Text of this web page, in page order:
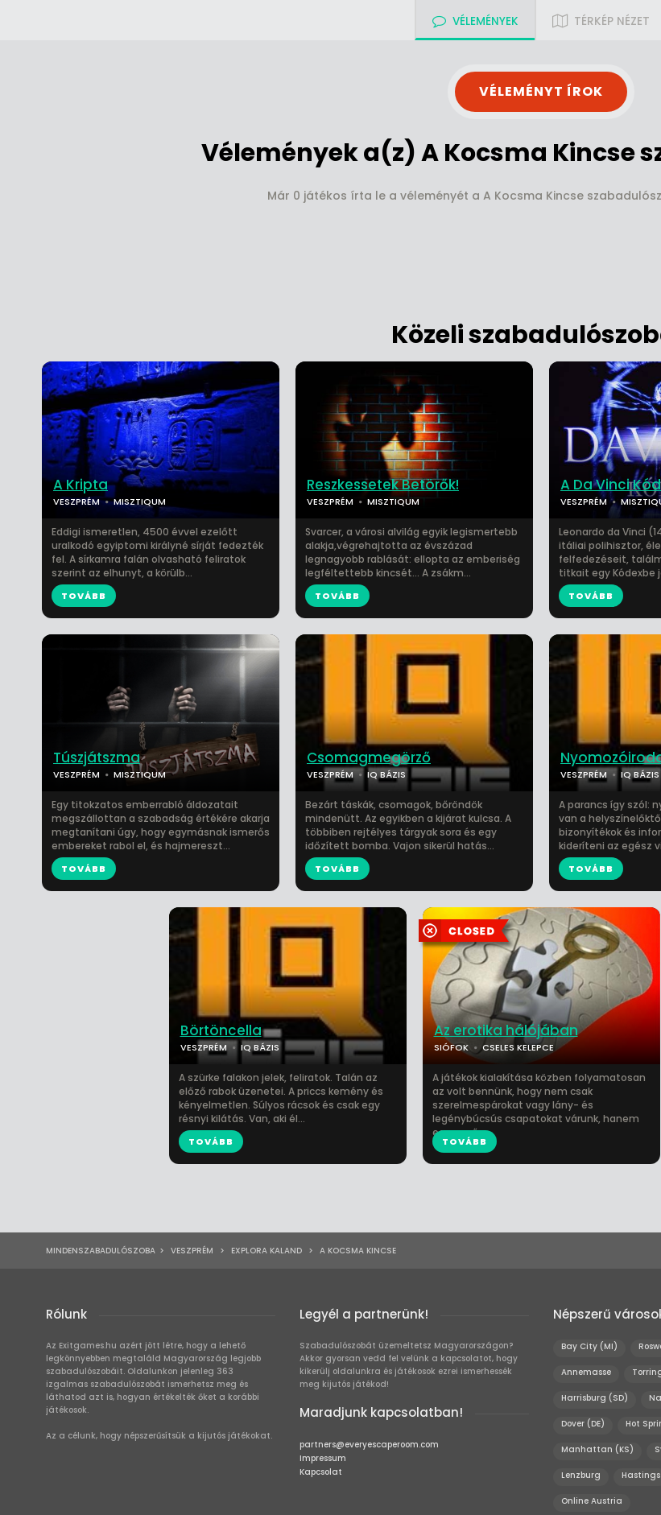
VÉLEMÉNYEK TÉRKÉP NÉZET
VÉLEMÉNYT ÍROK
Vélemények a(z) A Kocsma Kincse
Már 0 játékos írta le a véleményét a A Kocsma Kincse
Közeli
A Kripta
VESZPRÉM MISZTIQUM
Eddigi ismeretlen, 4500 évvel ezelőtt
uralkodó egyiptomi királyné sírját fedezték
fel. A sírkamra falán olvasható feliratok
szerint az elhunyt, a körülb...
TOVÁBB
Reszkessetek Betörők!
VESZPRÉM MISZTIQUM
Svarcer, a városi alvilág egyik legismertebb
alakja,végrehajtotta az évszázad
legnagyobb rablását: ellopta az emberiség
legféltettebb kincsét... A zsákm...
TOVÁBB
A Da Vinci
VESZPRÉM
Leonardo da Vinci
itáliai polihisztor,
felfedezéseit,
titkait egy Kódexbe
TOVÁBB
Túszjátszma
VESZPRÉM MISZTIQUM
Egy titokzatos emberrabló áldozatait
megszállottan a szabadság értékére akarja
megtanítani úgy, hogy egymásnak ismerős
embereket rabol el, és hajmereszt...
TOVÁBB
Csomagmegörző
VESZPRÉM IQ BÁZIS
Bezárt táskák, csomagok, bőröndök
mindenütt. Az egyikben a kijárat kulcsa. A
többiben rejtélyes tárgyak sora és egy
időzített bomba. Vajon sikerül hatás...
TOVÁBB
VESZPRÉM IQ BÁZIS
A parancs így szól:
van a
bizonyítékok és
kideríteni az egész
TOVÁBB
Börtöncella
VESZPRÉM IQ BÁZIS
A szürke falakon jelek, feliratok. Talán az
előző rabok üzenetei. A priccs kemény és
kényelmetlen. Súlyos rácsok és csak egy
résnyi kilátás. Van, aki él...
TOVÁBB
Az erotika hálójában
SIÓFOK CSELES KELEPCE
A játékok kialakítása közben folyamatosan
az volt bennünk, hogy nem csak
szerelmespárokat vagy lány- és
legénybúcsús csapatokat várunk, hanem
egyszerű s...
TOVÁBB
MINDENSZABADULÓSZOBA > VESZPRÉM > EXPLORA KALAND > A KOCSMA KINCSE
Rólunk
Az Exitgames.hu azért jött létre, hogy a lehető
legkönnyebben megtaláld Magyarország legjobb
szabadulószobáit. Oldalunkon jelenleg 363
izgalmas szabadulószobát ismerhetsz meg és
láthatod azt is, hogyan értékelték őket a korábbi
játékosok.
Az a célunk, hogy népszerűsítsük a kijutós játékokat.
Legyél a partnerünk!
Szabadulószobát üzemeltetsz Magyarországon?
Akkor gyorsan vedd fel velünk a kapcsolatot, hogy
kikerülj oldalunkra és játékosok ezrei ismerhessék
meg kijutós játékod!
Maradjunk kapcsolatban!
partners@everyescaperoom.com
Impressum
Kapcsolat
Népszerű
Bay City (MI)
Annemasse
Harrisburg (SD)
Dover (DE) Hot
Manhattan (KS)
Lenzburg Hastings
Online Austria